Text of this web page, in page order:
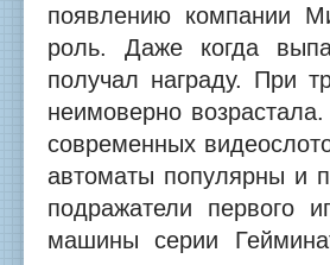
появлению компании
роль. Даже когда
получал награду. При
неимоверно
современных
автоматы популярны и
подражатели первого
машины серии